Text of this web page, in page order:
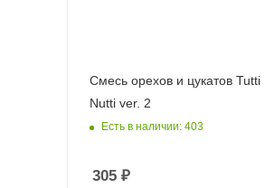
Смесь орехов и цукатов Tutti
Nutti ver. 2
Есть в наличии: 403
305₽